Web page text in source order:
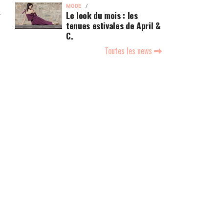
MODE
Le look du mois : les
tenues estivales de April &
C.
Toutes les news